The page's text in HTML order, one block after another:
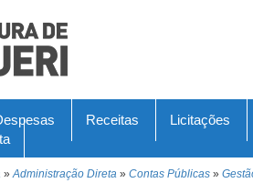
Receitas
Licitações
»Administração Direta » Contas Públicas »